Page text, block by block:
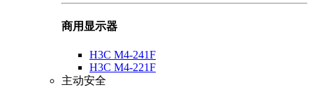
商用显示器
H3C M4-241F
H3C M4-221F
主动安全